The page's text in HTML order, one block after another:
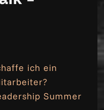
ich ein
Summer